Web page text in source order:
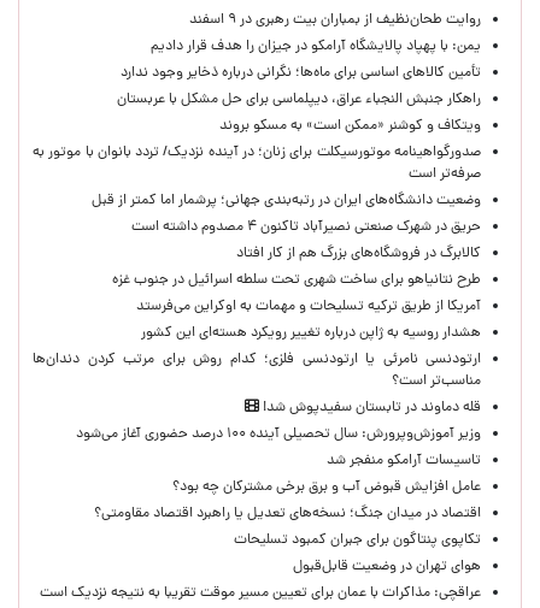
روایت طحان‌نظیف از بمباران بیت رهبری در ۹ اسفند
یمن: با پهپاد پالایشگاه آرامکو در جیزان را هدف قرار دادیم
تأمین کالاهای اساسی برای ماه‌ها؛ نگرانی درباره ذخایر وجود ندارد
راهکار جنبش النجباء عراق، دیپلماسی برای حل مشکل با عربستان
ویتکاف و کوشنر «ممکن است» به مسکو بروند
صدورگواهینامه موتورسیکلت برای زنان؛ در آینده نزدیک/ تردد بانوان با موتور به‌
صرفه‌تر است
وضعیت دانشگاه‌های ایران در رتبه‌بندی جهانی؛ پرشمار اما کمتر از قبل
حریق در شهرک صنعتی نصیرآباد تاکنون ۴ مصدوم داشته است
کالابرگ در فروشگاه‌های بزرگ هم از کار افتاد
طرح نتانیاهو برای ساخت شهری تحت سلطه اسرائیل در جنوب غزه
آمریکا از طریق ترکیه تسلیحات و مهمات به اوکراین می‌فرستد
هشدار روسیه به ژاپن درباره تغییر رویکرد هسته‌ای این کشور
ارتودنسی نامرئی یا ارتودنسی فلزی؛ کدام روش برای مرتب کردن دندان‌ها
مناسب‌تر است؟
قله دماوند در تابستان سفیدپوش شد!
وزیر آموزش‌وپرورش: سال تحصیلی آینده ۱۰۰ درصد حضوری آغاز می‌شود
تاسیسات آرامکو منفجر شد
عامل افزایش قبوض آب و برق برخی مشترکان چه بود؟
اقتصاد در میدان جنگ؛ نسخه‌های تعدیل یا راهبرد اقتصاد مقاومتی؟
تکاپوی پنتاگون برای جبران کمبود تسلیحات
هوای تهران در وضعیت قابل‌قبول
عراقچی: مذاکرات با عمان برای تعیین مسیر موقت تقریبا به نتیجه نزدیک است